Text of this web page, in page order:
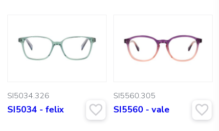
SI5034.326
SI5034 - felix
SI5560.305
SI5560 - vale